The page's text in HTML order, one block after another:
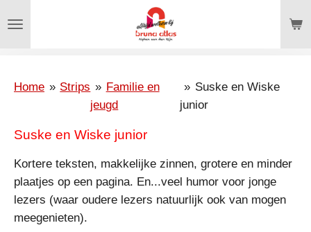
direct
hoofdinhoud
Home » Strips » Familie en
jeugd
» Suske en Wiske
junior
Suske en Wiske junior
Kortere teksten, makkelijke zinnen, grotere en minder
plaatjes op een pagina. En...veel humor voor jonge
lezers (waar oudere lezers natuurlijk ook van mogen
meegenieten).